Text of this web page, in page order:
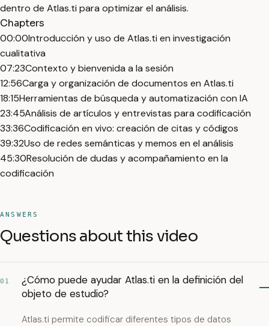
dentro de Atlas.ti para optimizar el análisis.
Chapters
00:00Introducción y uso de Atlas.ti en investigación
cualitativa
07:23Contexto y bienvenida a la sesión
12:56Carga y organización de documentos en Atlas.ti
18:15Herramientas de búsqueda y automatización con IA
23:45Análisis de artículos y entrevistas para codificación
33:36Codificación en vivo: creación de citas y códigos
39:32Uso de redes semánticas y memos en el análisis
45:30Resolución de dudas y acompañamiento en la
codificación
ANSWERS
Questions about this video
01
¿Cómo puede ayudar Atlas.ti en la definición del
objeto de estudio?
Atlas.ti permite codificar diferentes tipos de datos